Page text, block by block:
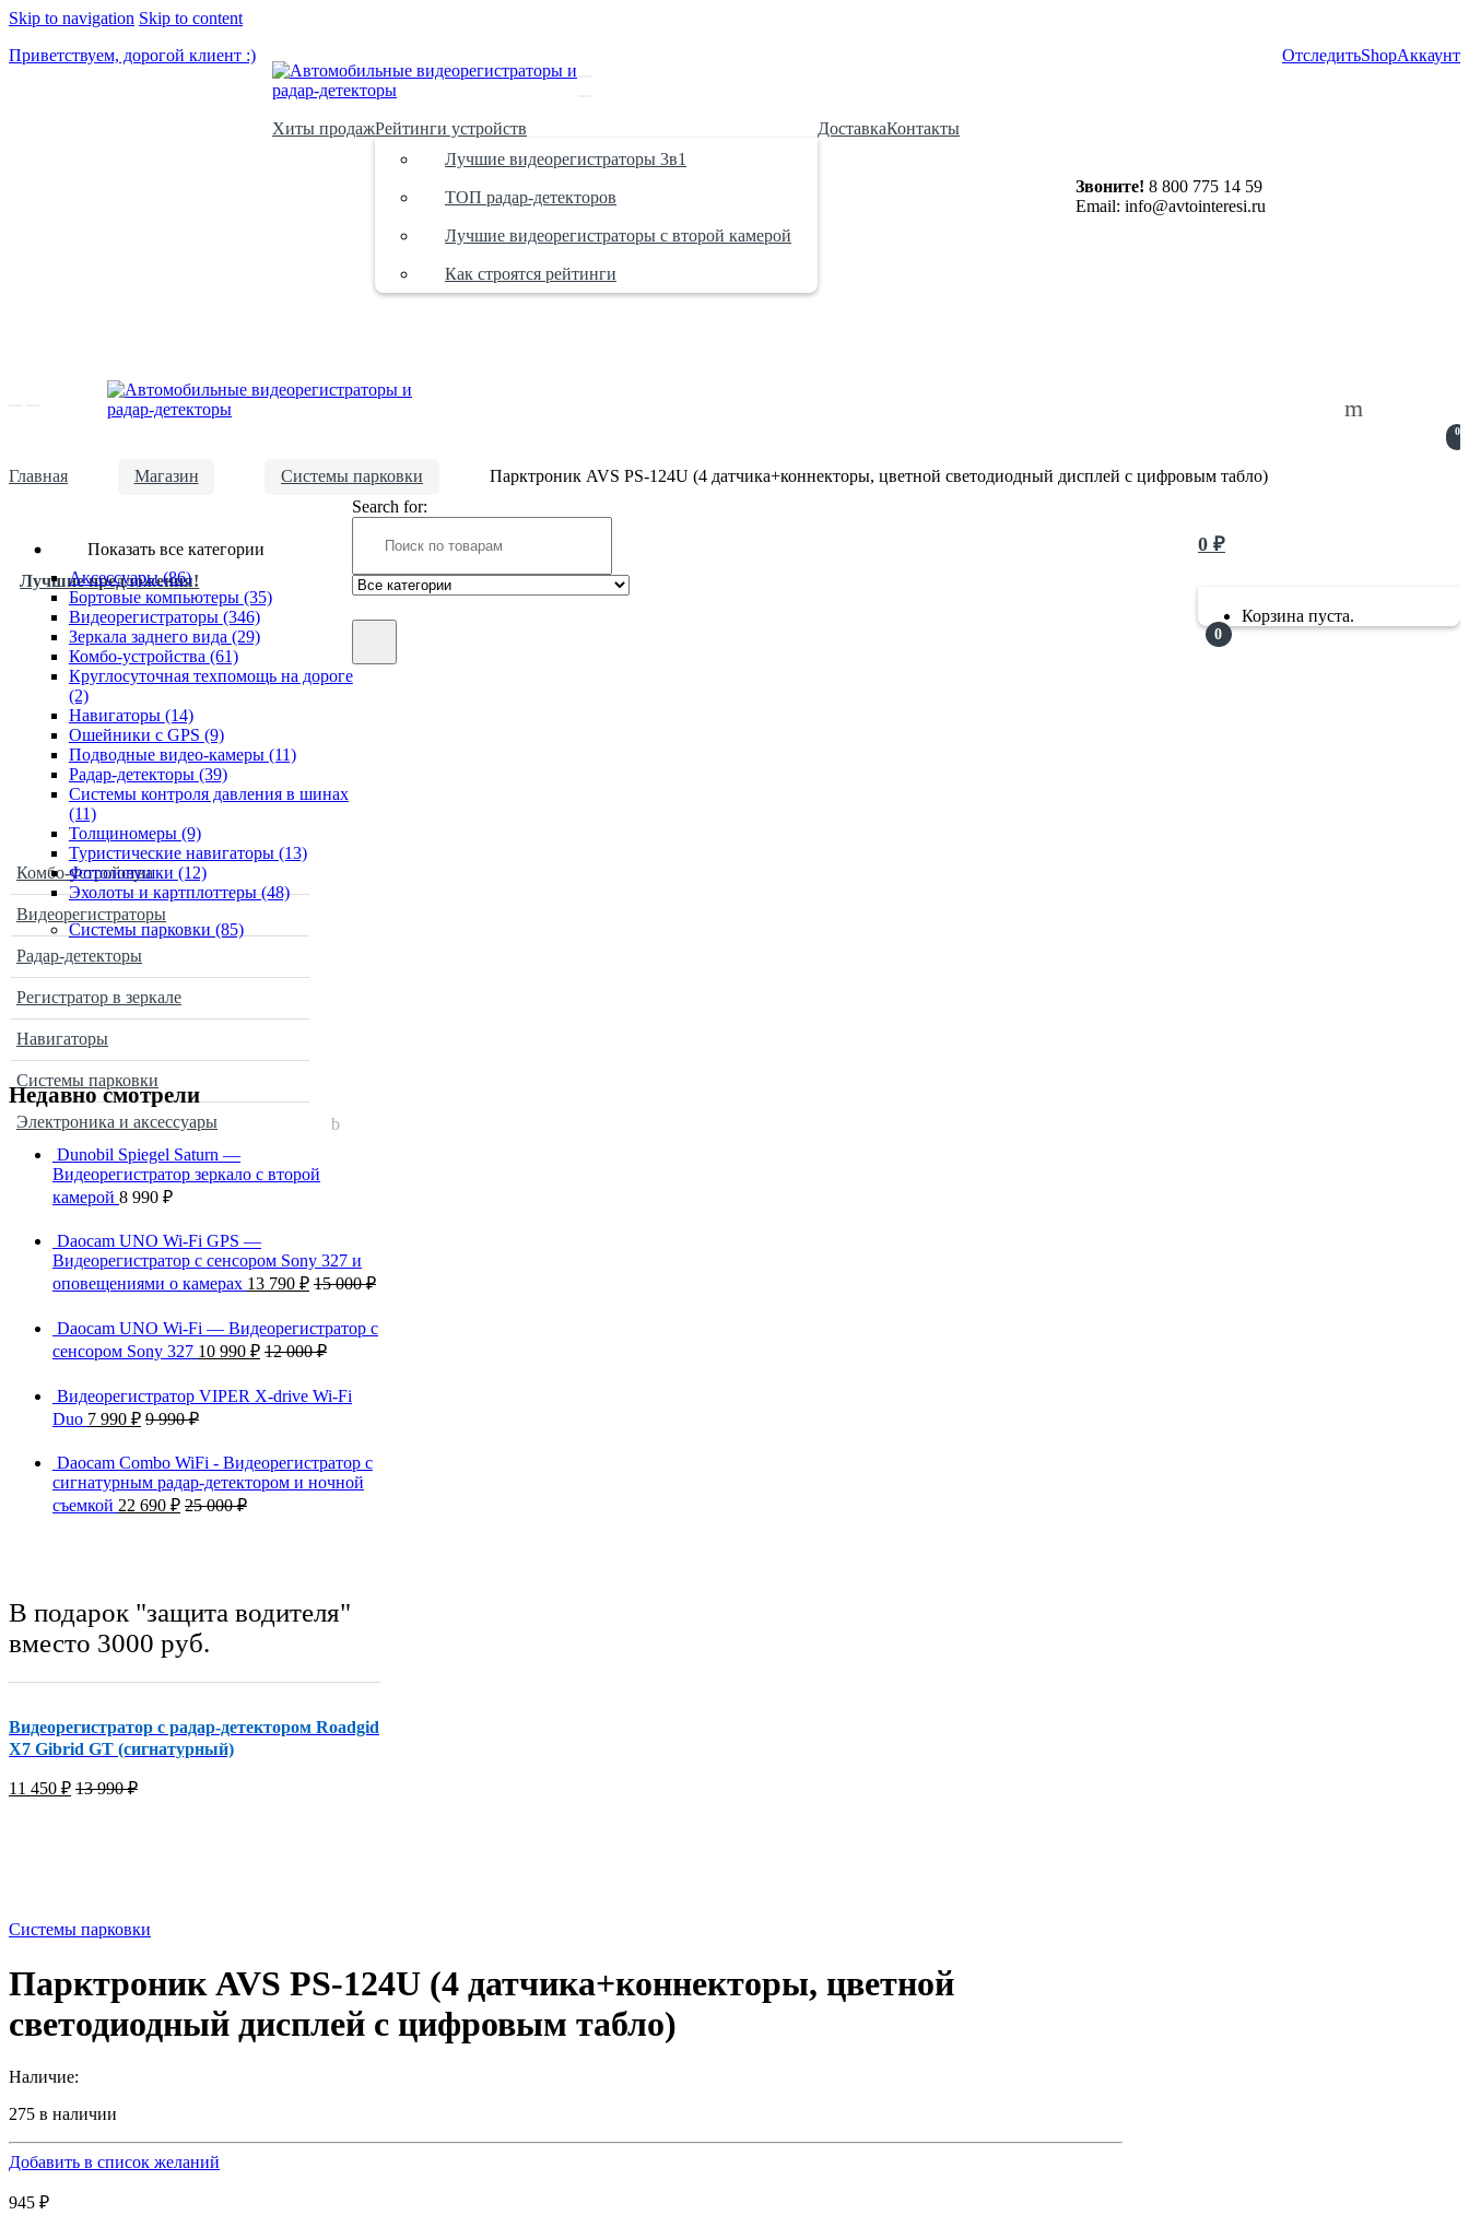
Skip to navigation Skip to content
Приветствуем, дорогой клиент :)
ОтследитьShopАккаунт
Хиты продажРейтинги устройств
Лучшие видеорегистраторы 3в1
ТОП радар-детекторов
Лучшие видеорегистраторы с второй камерой
Как строятся рейтинги
ДоставкаКонтакты
Звоните! 8 800 775 14 59
Email: info@avtointeresi.ru
Лучшие предложения!
Комбо-устройства
Видеорегистраторы
Радар-детекторы
Регистратор в зеркале
Навигаторы
Системы парковки
Электроника и аксессуары
Search for:
0
0 ₽
Корзина пуста.
0
Главная Магазин Системы парковки Парктроник AVS PS-124U (4 датчика+коннекторы, цветной светодиодный дисплей с цифровым табло)
Системы парковки
Парктроник AVS PS-124U (4 датчика+коннекторы, цветной
светодиодный дисплей с цифровым табло)
Наличие:
275 в наличии
Добавить в список желаний
945 ₽
Показать все категории
Аксессуары(86)
Бортовые компьютеры (35)
Видеорегистраторы (346)
Зеркала заднего вида (29)
Комбо-устройства (61)
Круглосуточная техпомощь на дороге
(2)
Навигаторы (14)
Ошейники с GPS (9)
Подводные видео-камеры (11)
Радар-детекторы (39)
Системы контроля давления в шинах
(11)
Толщиномеры (9)
Туристические навигаторы (13)
Фотоловушки (12)
Эхолоты и картплоттеры(48)
Системы парковки (85)
Недавно смотрели
Dunobil Spiegel Saturn —
Видеорегистратор зеркало с второй
камерой 8 990 ₽
Daocam UNO Wi-Fi GPS —
Видеорегистратор с сенсором Sony 327 и
оповещениями о камерах 13 790 ₽ 15 000₽
Daocam UNO Wi-Fi — Видеорегистратор с
сенсором Sony 327 10 990 ₽ 12 000₽
Видеорегистратор VIPER X-drive Wi-Fi
Duo 7 990 ₽ 9 990₽
Daocam Combo WiFi - Видеорегистратор с
сигнатурным радар-детектором и ночной
съемкой 22 690 ₽ 25 000₽
В подарок "защита водителя"
вместо 3000 руб.
Видеорегистратор с радар-детектором Roadgid
X7 Gibrid GT (сигнатурный)
11 450 ₽ 13 990₽